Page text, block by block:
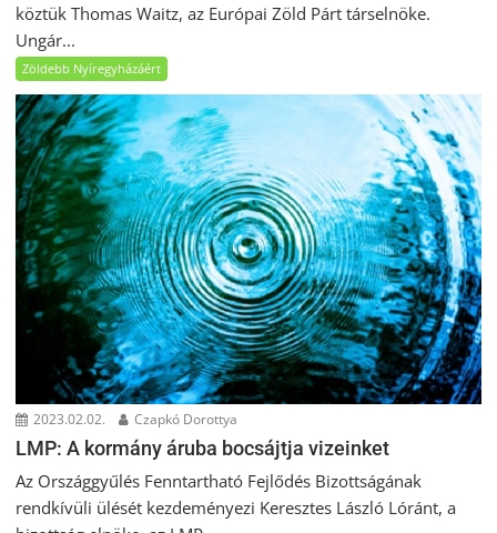
köztük Thomas Waitz, az Európai Zöld Párt társelnöke.
Ungár...
Zöldebb Nyíregyházáért
2023.02.02. Czapkó Dorottya
LMP: A kormány áruba bocsájtja vizeinket
Az Országgyűlés Fenntartható Fejlődés Bizottságának
rendkívüli ülését kezdeményezi Keresztes László Lóránt, a